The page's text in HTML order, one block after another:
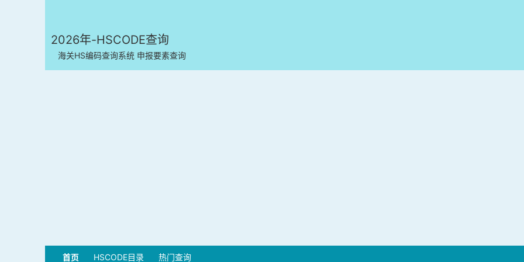
2026年-HSCODE查询
海关HS编码查询系统 申报要素查询
首页 HSCODE目录 热门查询